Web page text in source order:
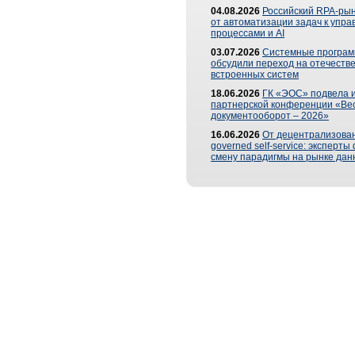
04.08.2026 Российский RPA-
от автоматизации задач к
процессами и AI
03.07.2026 Системные
обсудили переход на
встроенных систем
18.06.2026 ГК «ЭОС» подвела
партнерской конференции
документооборот – 2026»
16.06.2026 От
governed self-service: эксперты
смену парадигмы на рынке